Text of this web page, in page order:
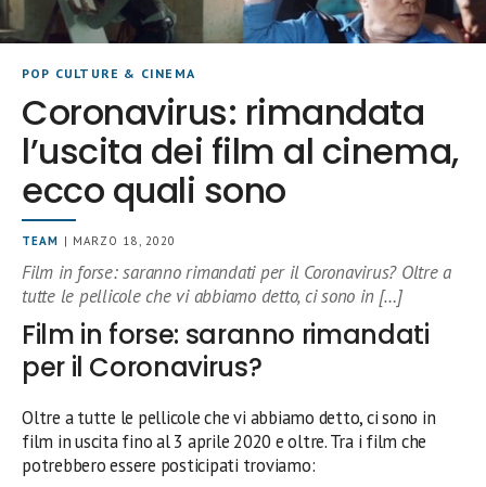
POP CULTURE & CINEMA
Coronavirus: rimandata
l’uscita dei film al cinema,
ecco quali sono
TEAM | MARZO 18, 2020
Film in forse: saranno rimandati per il Coronavirus? Oltre a
tutte le pellicole che vi abbiamo detto, ci sono in […]
Film in forse: saranno rimandati
per il Coronavirus?
Oltre a tutte le pellicole che vi abbiamo detto, ci sono in
film in uscita fino al 3 aprile 2020 e oltre. Tra i film che
potrebbero essere posticipati troviamo: